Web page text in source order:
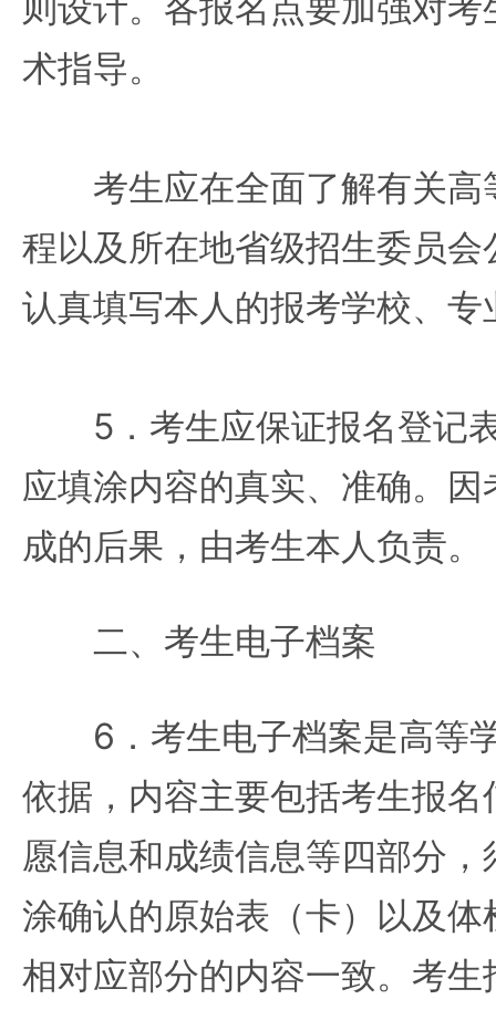
术指导。
考生应在全面了解有关高
程以及所在地省级招生委员
认真填写本人的报考学校、
5．考生应保证报名登记
应填涂内容的真实、准确。
成的后果，由考生本人负责。
二、考生电子档案
6．考生电子档案是高等
依据，内容主要包括考生报
愿信息和成绩信息等四部分
涂确认的原始表（卡）以及
相对应部分的内容一致。考